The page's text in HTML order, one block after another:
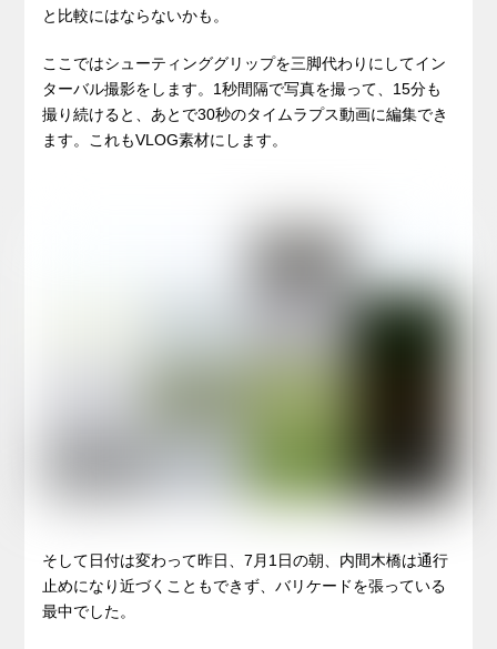
と比較にはならないかも。
ここではシューティンググリップを三脚代わりにしてイン
ターバル撮影をします。1秒間隔で写真を撮って、15分も
撮り続けると、あとで30秒のタイムラプス動画に編集でき
ます。これもVLOG素材にします。
そして日付は変わって昨日、7月1日の朝、内間木橋は通行
止めになり近づくこともできず、バリケードを張っている
最中でした。